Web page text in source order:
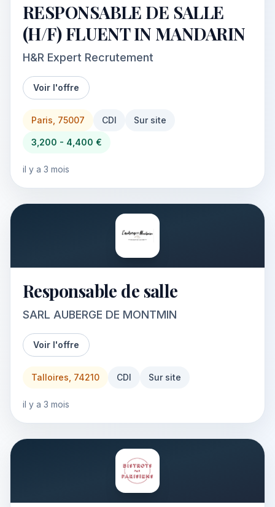
RESPONSABLE DE SALLE
(H/F) FLUENT IN MANDARIN
H&R Expert Recrutement
Voir l'offre
Paris, 75007 CDI Sur site
3,200 - 4,400 €
il y a 3 mois
Responsable de salle
SARL AUBERGE DE MONTMIN
Voir l'offre
Talloires, 74210 CDI Sur site
il y a 3 mois